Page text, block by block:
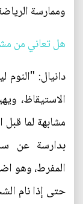
وممارسة
هل تعاني من
دانيال: "النوم
الاستيقاظ،
مشابهة لما
بدارسة عن
المفرط، وهو
حتى إذا نام